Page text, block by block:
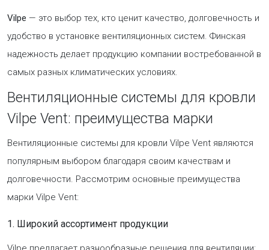
Vilpe — это выбор тех, кто ценит качество, долговечность и
удобство в установке вентиляционных систем. Финская
надежность делает продукцию компании востребованной в
самых разных климатических условиях.
Вентиляционные системы для кровли
Vilpe Vent: преимущества марки
Вентиляционные системы для кровли Vilpe Vent являются
популярным выбором благодаря своим качествам и
долговечности. Рассмотрим основные преимущества
марки Vilpe Vent:
1. Широкий ассортимент продукции